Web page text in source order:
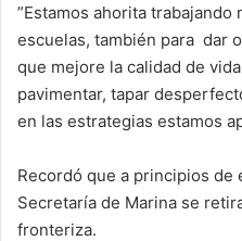
”Estamos ahorita
escuelas, también para dar
que mejore la calidad de
pavimentar, tapar
en las estrategias estamos
Recordó que a principios de
Secretaría de Marina se
fronteriza.